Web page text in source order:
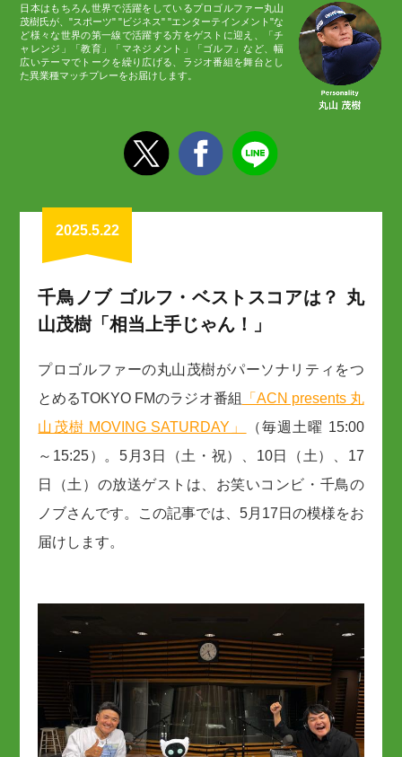
日本はもちろん世界で活躍をしているプロゴルファー丸山
茂樹氏が、"スポーツ" "ビジネス" "エンターテインメント"な
ど様々な世界の第一線で活躍する方をゲストに迎え、「チ
ャレンジ」「教育」「マネジメント」「ゴルフ」など、幅
広いテーマでトークを繰り広げる、ラジオ番組を舞台とし
た異業種マッチプレーをお届けします。
2025.5.22
千鳥ノブ ゴルフ・ベストスコアは？ 丸
山茂樹「相当上手じゃん！」
プロゴルファーの丸山茂樹がパーソナリティをつ
とめるTOKYO FMのラジオ番組
「ACN presents 丸
山茂樹 MOVING SATURDAY」
（毎週土曜 15:00
～15:25）。5月3日（土・祝）、10日（土）、17
日（土）の放送ゲストは、お笑いコンビ・千鳥の
ノブさんです。この記事では、5月17日の模様をお
届けします。